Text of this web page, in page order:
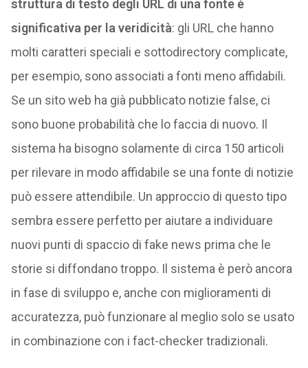
struttura di testo degli URL di una fonte è
significativa per la veridicità: gli URL che hanno
molti caratteri speciali e sottodirectory complicate,
per esempio, sono associati a fonti meno affidabili.
Se un sito web ha già pubblicato notizie false, ci
sono buone probabilità che lo faccia di nuovo. Il
sistema ha bisogno solamente di circa 150 articoli
per rilevare in modo affidabile se una fonte di notizie
può essere attendibile. Un approccio di questo tipo
sembra essere perfetto per aiutare a individuare
nuovi punti di spaccio di fake news prima che le
storie si diffondano troppo. Il sistema è però ancora
in fase di sviluppo e, anche con miglioramenti di
accuratezza, può funzionare al meglio solo se usato
in combinazione con i fact-checker tradizionali.